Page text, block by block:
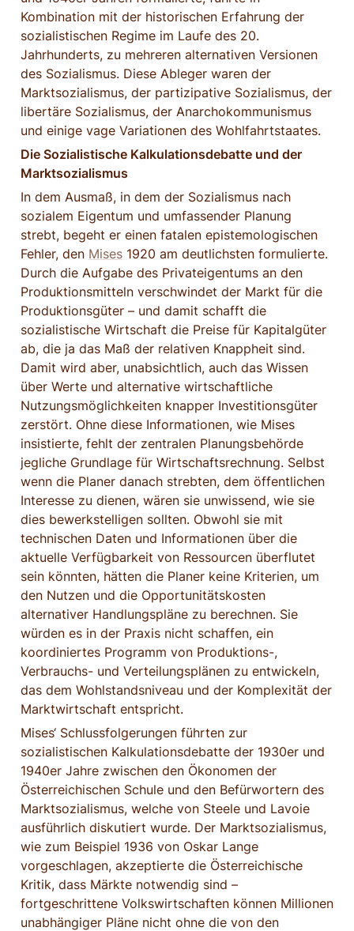
Kombination mit der historischen Erfahrung der
sozialistischen Regime im Laufe des 20.
Jahrhunderts, zu mehreren alternativen Versionen
des Sozialismus. Diese Ableger waren der
Marktsozialismus, der partizipative Sozialismus, der
libertäre Sozialismus, der Anarchokommunismus
und einige vage Variationen des Wohlfahrtstaates.
Die Sozialistische Kalkulationsdebatte und der
Marktsozialismus
In dem Ausmaß, in dem der Sozialismus nach
sozialem Eigentum und umfassender Planung
strebt, begeht er einen fatalen epistemologischen
Fehler, den Mises 1920 am deutlichsten formulierte.
Durch die Aufgabe des Privateigentums an den
Produktionsmitteln verschwindet der Markt für die
Produktionsgüter – und damit schafft die
sozialistische Wirtschaft die Preise für Kapitalgüter
ab, die ja das Maß der relativen Knappheit sind.
Damit wird aber, unabsichtlich, auch das Wissen
über Werte und alternative wirtschaftliche
Nutzungsmöglichkeiten knapper Investitionsgüter
zerstört. Ohne diese Informationen, wie Mises
insistierte, fehlt der zentralen Planungsbehörde
jegliche Grundlage für Wirtschaftsrechnung. Selbst
wenn die Planer danach strebten, dem öffentlichen
Interesse zu dienen, wären sie unwissend, wie sie
dies bewerkstelligen sollten. Obwohl sie mit
technischen Daten und Informationen über die
aktuelle Verfügbarkeit von Ressourcen überflutet
sein könnten, hätten die Planer keine Kriterien, um
den Nutzen und die Opportunitätskosten
alternativer Handlungspläne zu berechnen. Sie
würden es in der Praxis nicht schaffen, ein
koordiniertes Programm von Produktions-,
Verbrauchs- und Verteilungsplänen zu entwickeln,
das dem Wohlstandsniveau und der Komplexität der
Marktwirtschaft entspricht.
Mises‘ Schlussfolgerungen führten zur
sozialistischen Kalkulationsdebatte der 1930er und
1940er Jahre zwischen den Ökonomen der
Österreichischen Schule und den Befürwortern des
Marktsozialismus, welche von Steele und Lavoie
ausführlich diskutiert wurde. Der Marktsozialismus,
wie zum Beispiel 1936 von Oskar Lange
vorgeschlagen, akzeptierte die Österreichische
Kritik, dass Märkte notwendig sind –
fortgeschrittene Volkswirtschaften können Millionen
unabhängiger Pläne nicht ohne die von den